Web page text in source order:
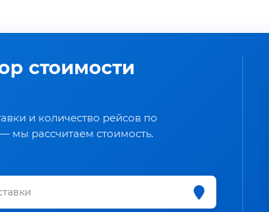
стоимости
и количество рейсов по
мы рассчитаем стоимость.